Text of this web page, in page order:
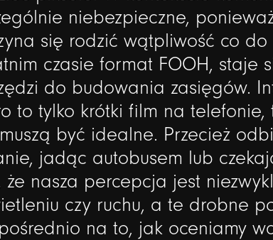
niebezpieczne,
się rodzić wątpliwość co do
czasie format FOOH, staje
do budowania zasięgów.
to tylko krótki film na telefonie,
muszą być idealne. Przecież
jadąc autobusem lub
że nasza percepcja jest
czy ruchu, a te drobne
na to, jak oceniamy